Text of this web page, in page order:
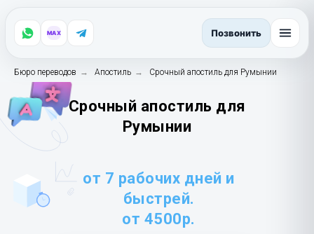
MAX Позвонить
Бюро переводов → Апостиль → Срочный апостиль для Румынии
от 7 рабочих дней и
быстрей.
от 4500р.
Срочный апостиль для
Румынии